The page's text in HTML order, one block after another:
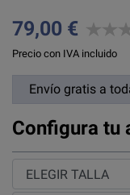
79,00 €
Precio con IVA incluido
Envío gratis a
Configura tu